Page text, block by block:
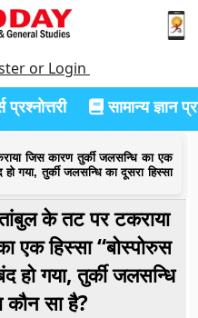
or Login
सामान्य ज्ञान
जिस कारण तुर्की जलसन्धि का एक
गया, तुर्की जलसन्धि का दूसरा हिस्सा
के तट पर टकराया
एक हिस्सा “बोस्पोरुस
गया, तुर्की जलसन्धि
कौन सा है?